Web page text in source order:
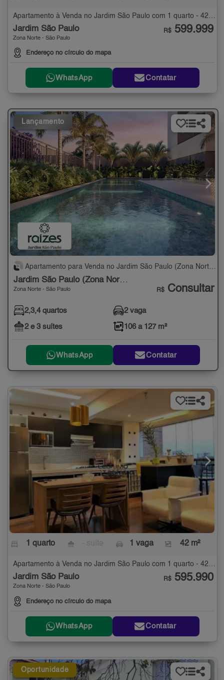
Apartamento à Venda no Jardim São Paulo com 1 quarto - 42 m²
Jardim São Paulo
Zona Norte - São Paulo
Endereço no círculo do mapa
R$ 599.999
WhatsApp Contatar
Lançamento
Apartamento para Venda no Jardim São Paulo (Zona Norte) com 2,3,4 quartos - 106 a 127 m²
Jardim São Paulo (Zona Norte)
Zona Norte - São Paulo R$ Consultar
2,3,4 quartos
2 e 3 suítes
2 vaga
106 a 127 m²
WhatsApp Contatar
1 quarto 1 vaga 42 m²
Apartamento à Venda no Jardim São Paulo com 1 quarto - 42 m²
Jardim São Paulo
Zona Norte - São Paulo
Endereço no círculo do mapa
R$ 595.990
WhatsApp Contatar
Oportunidade